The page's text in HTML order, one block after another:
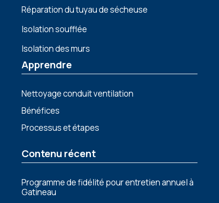
Réparation du tuyau de sécheuse
Isolation soufflée
Isolation des murs
Apprendre
Nettoyage conduit ventilation
Bénéfices
Processus et étapes
Contenu récent
Programme de fidélité pour entretien annuel à
Gatineau